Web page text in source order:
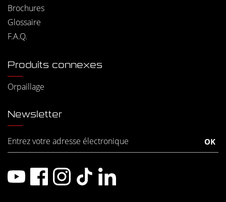
Brochures
Glossaire
F.A.Q.
Produits connexes
Orpaillage
Newsletter